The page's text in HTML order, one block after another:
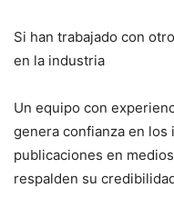
Si han trabajado con
en la industria
Un equipo con
genera confianza en
publicaciones en
respalden su